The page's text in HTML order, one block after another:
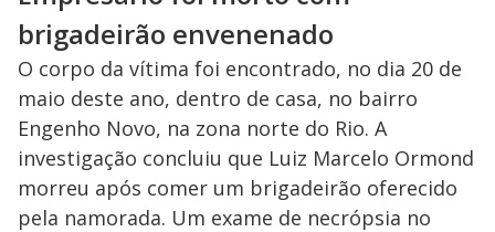
brigadeirão envenenado
O corpo da vítima foi encontrado, no dia 20 de
maio deste ano, dentro de casa, no bairro
Engenho Novo, na zona norte do Rio. A
investigação concluiu que Luiz Marcelo Ormond
morreu após comer um brigadeirão oferecido
pela namorada. Um exame de necrópsia no